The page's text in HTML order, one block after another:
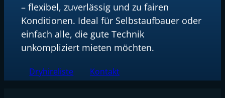
– flexibel, zuverlässig und zu fairen
Konditionen. Ideal für Selbstaufbauer oder
einfach alle, die gute Technik
unkompliziert mieten möchten.
Dryhireliste Kontakt